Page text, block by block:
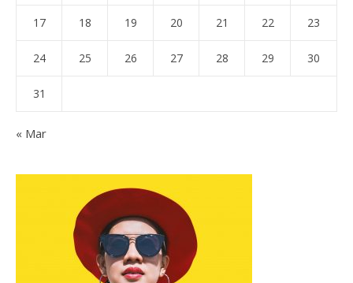
17 18 19 20 21 22 23
24 25 26 27 28 29 30
31
« Mar